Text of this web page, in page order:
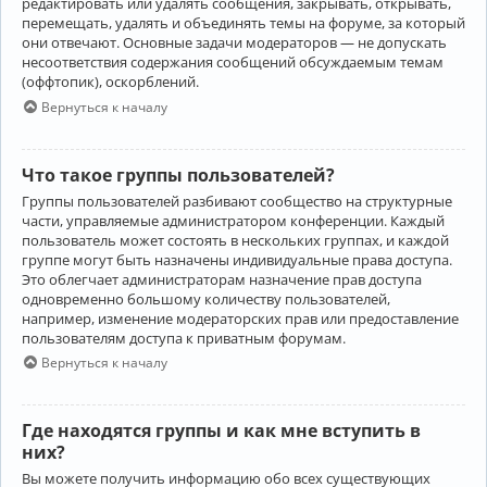
перемещать, удалять и объединять темы на форуме, за который
они отвечают. Основные задачи модераторов — не допускать
несоответствия содержания сообщений обсуждаемым темам
(оффтопик), оскорблений.
Вернуться к началу
Что такое группы пользователей?
Группы пользователей разбивают сообщество на структурные
части, управляемые администратором конференции. Каждый
пользователь может состоять в нескольких группах, и каждой
группе могут быть назначены индивидуальные права доступа.
Это облегчает администраторам назначение прав доступа
одновременно большому количеству пользователей,
например, изменение модераторских прав или предоставление
пользователям доступа к приватным форумам.
Вернуться к началу
Где находятся группы и как мне вступить в
них?
Вы можете получить информацию обо всех существующих